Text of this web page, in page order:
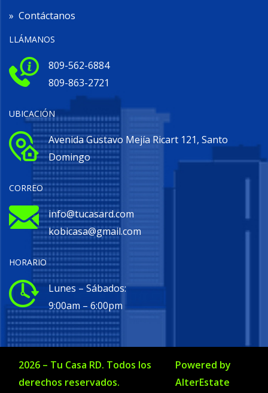
» Contáctanos
LLÁMANOS
809-562-6884
809-863-2721
UBICACIÓN
Avenida Gustavo Mejía Ricart 121, Santo
Domingo
CORREO
info@tucasard.com
kobicasa@gmail.com
HORARIO
Lunes – Sábados:
9:00am – 6:00pm
2026 – Tu Casa RD. Todos los
derechos reservados.
Powered by
AlterEstate